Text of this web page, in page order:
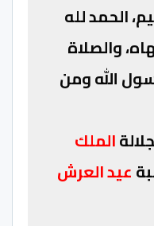
الحمد لله
والصلاة
الله ومن
الملك
عيد العرش